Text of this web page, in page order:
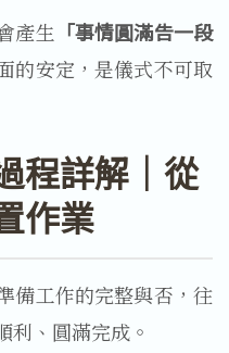
產生 「事情圓滿告一段
的安定，是儀式不可取
程詳解｜從
作業
備工作的完整與否，往
利、圓滿完成。